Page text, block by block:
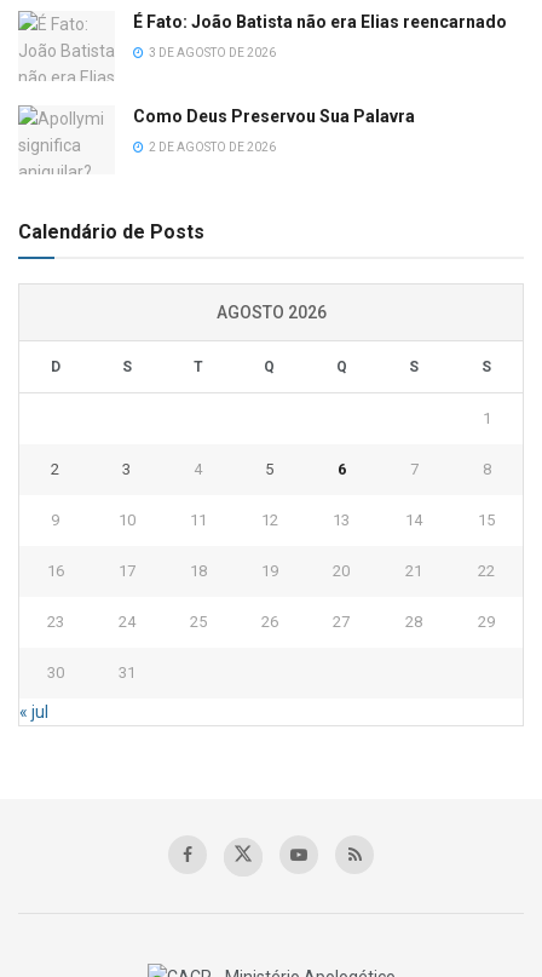
É Fato: João Batista não era Elias reencarnado
3 DE AGOSTO DE 2026
Como Deus Preservou Sua Palavra
2 DE AGOSTO DE 2026
Calendário de Posts
AGOSTO 2026
D S T Q Q S S
1
2 3 4 5 6 7 8
9 10 11 12 13 14 15
16 17 18 19 20 21 22
23 24 25 26 27 28 29
30 31
« jul